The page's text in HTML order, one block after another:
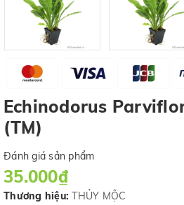
Echinodorus
(TM)
Đánh giá sản phẩm
35.000₫
Thương hiệu: THỦY MỘC